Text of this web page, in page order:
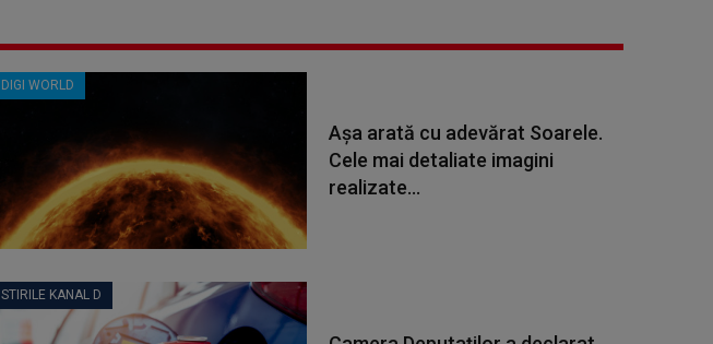
DIGI WORLD
Așa arată cu adevărat Soarele.
Cele mai detaliate imagini
realizate...
STIRILE KANAL D